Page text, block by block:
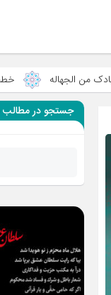
خطبه «خط الموت» و
جستجو در